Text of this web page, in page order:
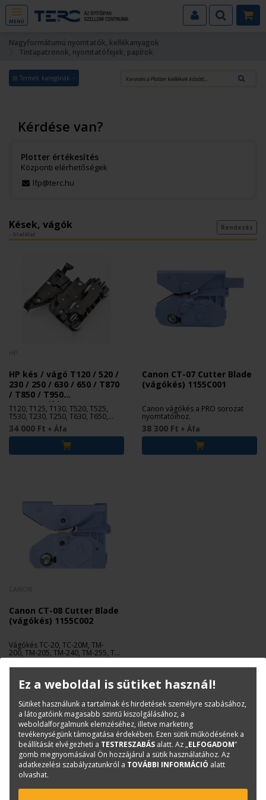
MENÜ
Nagyformátumú nyomtatók, kellékanyagok
Tintapatronok, nyomtatófejek, papírok
Termék kategóriák
Kérdése van?
Plotter értékesítés
Központi elérhetőségek
lfp@terc.hu
Kések, vágók
- 3 találat
Rendezés
HP kés / vágó T120 / 520 /
230 / 250 / 630 / 650 / T870
/ T850 / T950
nyomtatókhoz CQ890-
67108
T120, T125, T130, T520, T525,
T530, T230, T250, T630, T650,
T870, T850, T950
34 000 Ft + Áfa
Canon CT-07 Cutter Blade
(vágókés) 1155C001
Canon vágókés a PRO sorozat
nyomtatóihoz.
38 300 Ft + Áfa
Canon CT-08 Cutter Blade
(vágókés) 1155C002
Vágókés TC-20, TC-20M, TM-
200, TM-205, TM-240, TM-255, TM-
300, TM-305, TM-340, TM-350, TM-
355 nyomtatókhoz.
38 300 Ft
Ez a weboldal is sütiket használ!
Sütiket használunk a tartalmak és hirdetések személyre szabásához,
a látogatóink magasabb szintű kiszolgálásához, a
weboldalforgalmunk elemzéséhez, illetve marketing
tevékenységünk támogatása érdekében. Ezen sütik működésének a
beállítását elvégezheti a TESTRESZABÁS alatt. Az „ELFOGADOM”
gomb megnyomásával Ön hozzájárul a sütik használatához. Az
adatkezelési szabályzatunkról a TOVÁBBI INFORMÁCIÓ alatt
olvashat.